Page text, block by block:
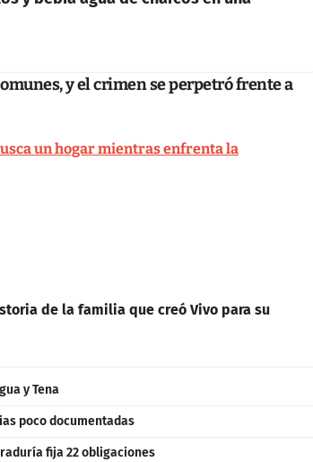
y el crimen se perpetró frente a
un hogar mientras enfrenta la
de la familia que creó Vivo para su
y Tena
poco documentadas
fija 22 obligaciones